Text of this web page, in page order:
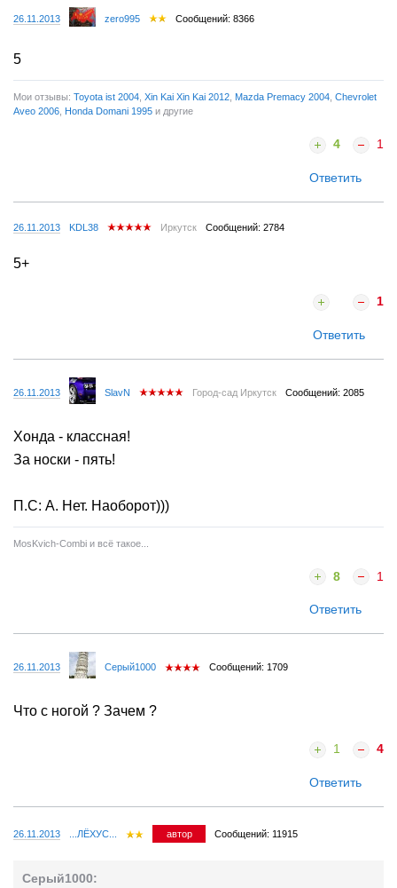
26.11.2013 zero995 Сообщений: 8366
5
Мои отзывы: Toyota ist 2004 Xin Kai Xin Kai 2012 Mazda Premacy 2004 Chevrolet
Aveo 2006 Honda Domani 1995 и другие
4 1
Ответить
26.11.2013 KDL38 Иркутск Сообщений: 2784
5+
1
Ответить
26.11.2013 SlavN Город-сад Иркутск Сообщений: 2085
Хонда - классная!
За носки - пять!
П.С: А. Нет. Наоборот)))
MosKvich-Combi и всё такое...
8 1
Ответить
26.11.2013 Серый1000 Сообщений: 1709
Что с ногой ? Зачем ?
1 4
Ответить
26.11.2013 ...ЛЁХУС... автор Сообщений: 11915
Серый1000: